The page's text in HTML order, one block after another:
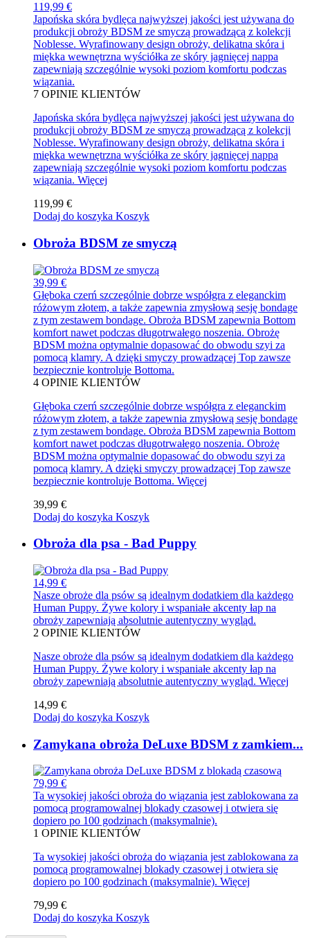
119,99 €
Japońska skóra bydlęca najwyższej jakości jest używana do
produkcji obroży BDSM ze smyczą prowadzącą z kolekcji
Noblesse. Wyrafinowany design obroży, delikatna skóra i
miękka wewnętrzna wyściółka ze skóry jagnięcej nappa
zapewniają szczególnie wysoki poziom komfortu podczas
wiązania.
7 OPINIE KLIENTÓW
Japońska skóra bydlęca najwyższej jakości jest używana do
produkcji obroży BDSM ze smyczą prowadzącą z kolekcji
Noblesse. Wyrafinowany design obroży, delikatna skóra i
miękka wewnętrzna wyściółka ze skóry jagnięcej nappa
zapewniają szczególnie wysoki poziom komfortu podczas
wiązania. Więcej
119,99 €
Dodaj do koszyka Koszyk
Obroża BDSM ze smyczą
39,99 €
Głęboka czerń szczególnie dobrze współgra z eleganckim
różowym złotem, a także zapewnia zmysłową sesję bondage
z tym zestawem bondage. Obroża BDSM zapewnia Bottom
komfort nawet podczas długotrwałego noszenia. Obrożę
BDSM można optymalnie dopasować do obwodu szyi za
pomocą klamry. A dzięki smyczy prowadzącej Top zawsze
bezpiecznie kontroluje Bottoma.
4 OPINIE KLIENTÓW
Głęboka czerń szczególnie dobrze współgra z eleganckim
różowym złotem, a także zapewnia zmysłową sesję bondage
z tym zestawem bondage. Obroża BDSM zapewnia Bottom
komfort nawet podczas długotrwałego noszenia. Obrożę
BDSM można optymalnie dopasować do obwodu szyi za
pomocą klamry. A dzięki smyczy prowadzącej Top zawsze
bezpiecznie kontroluje Bottoma. Więcej
39,99 €
Dodaj do koszyka Koszyk
Obroża dla psa - Bad Puppy
14,99 €
Nasze obroże dla psów są idealnym dodatkiem dla każdego
Human Puppy. Żywe kolory i wspaniałe akcenty łap na
obroży zapewniają absolutnie autentyczny wygląd.
2 OPINIE KLIENTÓW
Nasze obroże dla psów są idealnym dodatkiem dla każdego
Human Puppy. Żywe kolory i wspaniałe akcenty łap na
obroży zapewniają absolutnie autentyczny wygląd. Więcej
14,99 €
Dodaj do koszyka Koszyk
Zamykana obroża DeLuxe BDSM z zamkiem...
79,99 €
Ta wysokiej jakości obroża do wiązania jest zablokowana za
pomocą programowalnej blokady czasowej i otwiera się
dopiero po 100 godzinach (maksymalnie).
1 OPINIE KLIENTÓW
Ta wysokiej jakości obroża do wiązania jest zablokowana za
pomocą programowalnej blokady czasowej i otwiera się
dopiero po 100 godzinach (maksymalnie). Więcej
79,99 €
Dodaj do koszyka Koszyk